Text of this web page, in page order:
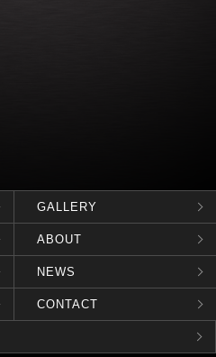
GALLERY
ABOUT
NEWS
CONTACT